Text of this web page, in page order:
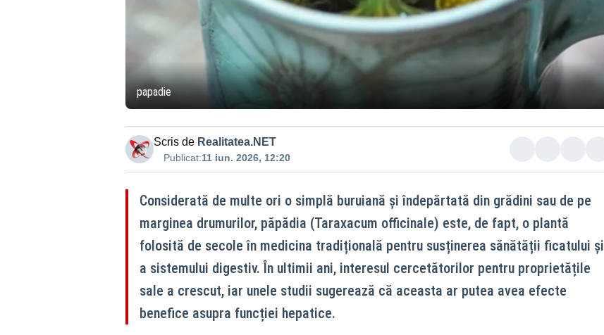
papadie
Scris de Realitatea.NET
Publicat:11 iun. 2026, 12:20
Considerată de multe ori o simplă buruiană și îndepărtată din grădini sau de pe
marginea drumurilor, păpădia (Taraxacum officinale) este, de fapt, o plantă
folosită de secole în medicina tradițională pentru susținerea sănătății ficatului și
a sistemului digestiv. În ultimii ani, interesul cercetătorilor pentru proprietățile
sale a crescut, iar unele studii sugerează că aceasta ar putea avea efecte
benefice asupra funcției hepatice.